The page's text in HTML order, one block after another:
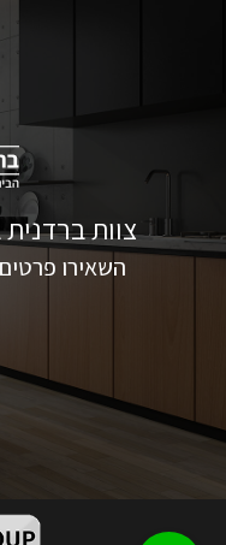
צוות
השאירו